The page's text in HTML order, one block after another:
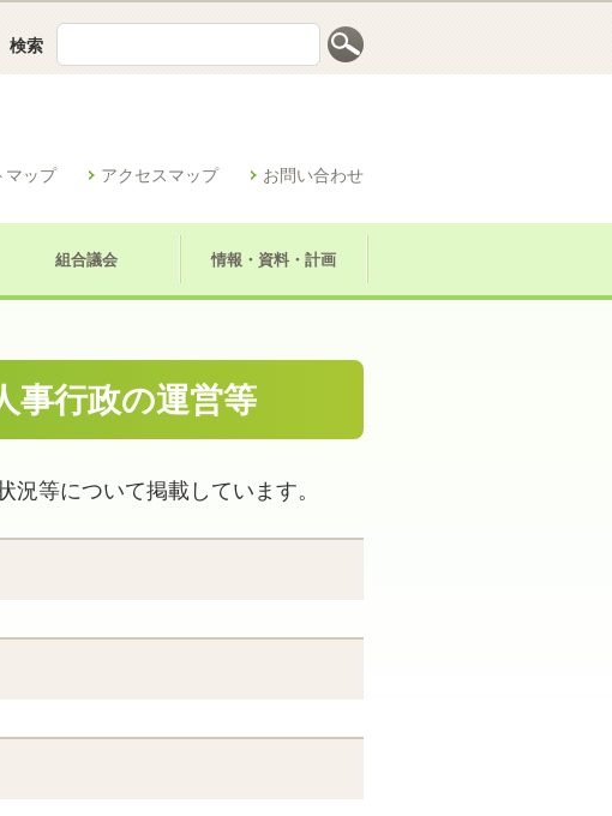
検索
お問い合わせ
アクセスマップ
マップ
組合議会 情報・資料・計画
事行政の運営等
等について掲載しています。